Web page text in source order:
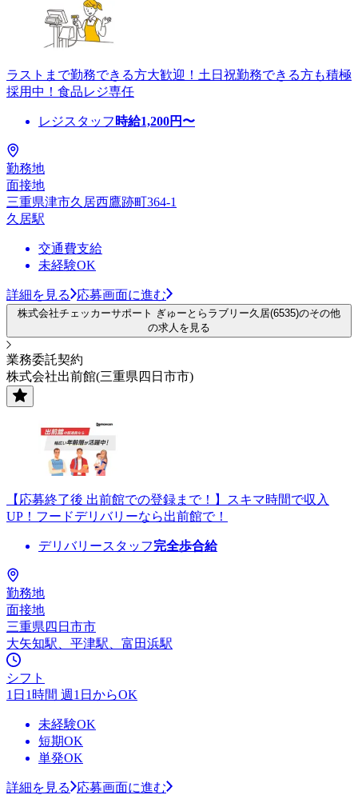
ラストまで勤務できる方大歓迎！土日祝勤務できる方も積極
採用中！食品レジ専任
レジスタッフ 時給1,200円〜
勤務地
面接地
三重県津市久居西鷹跡町364-1
久居駅
交通費支給
未経験OK
詳細を見る 応募画面に進む
株式会社チェッカーサポート ぎゅーとらラブリー久居(6535)のその他
の求人を見る
業務委託契約
株式会社出前館(三重県四日市市)
【応募終了後 出前館での登録まで！】スキマ時間で収入
UP！フードデリバリーなら出前館で！
デリバリースタッフ完全歩合給
勤務地
面接地
三重県四日市市
大矢知駅、平津駅、富田浜駅
シフト
1日1時間 週1日からOK
未経験OK
短期OK
単発OK
詳細を見る 応募画面に進む